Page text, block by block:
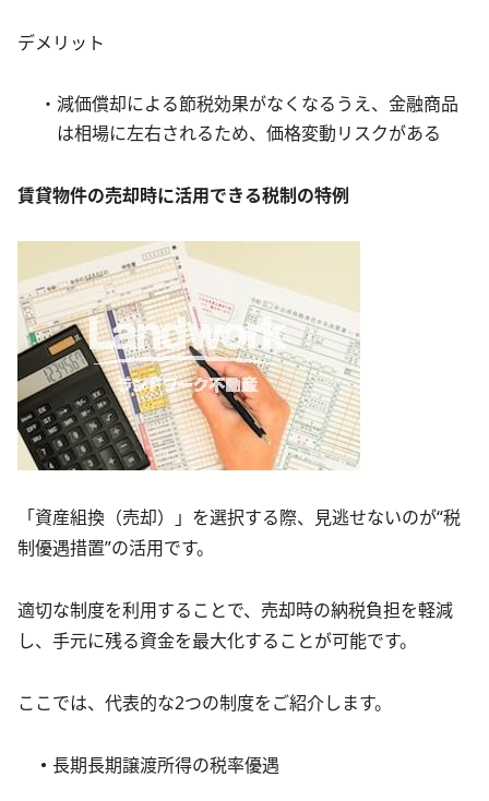
デメリット
減価償却による節税効果がなくなるうえ、金融商品
は相場に左右されるため、価格変動リスクがある
賃貸物件の売却時に活用できる税制の特例
「資産組換（売却）」を選択する際、見逃せないのが“税
制優遇措置”の活用です。
適切な制度を利用することで、売却時の納税負担を軽減
し、手元に残る資金を最大化することが可能です。
ここでは、代表的な2つの制度をご紹介します。
・ 長期長期譲渡所得の税率優遇